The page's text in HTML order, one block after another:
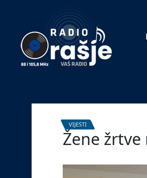
website!
VIJESTI
Žene žrtve